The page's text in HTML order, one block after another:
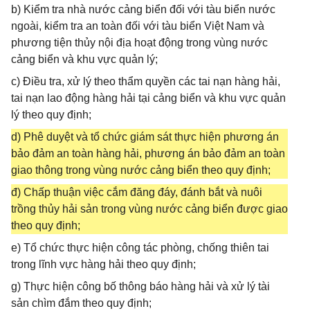
b) Kiểm tra nhà nước cảng biển đối với tàu biển nước
ngoài, kiểm tra an toàn đối với tàu biển Việt Nam và
phương tiện thủy nội địa hoạt động trong vùng nước
cảng biển và khu vực quản lý;
c) Điều tra, xử lý theo thẩm quyền các tai nạn hàng hải,
tai nạn lao động hàng hải tại cảng biển và khu vực quản
lý theo quy định;
d) Phê duyệt và tổ chức giám sát thực hiện phương án
bảo đảm an toàn hàng hải, phương án bảo đảm an toàn
giao thông trong vùng nước cảng biển theo quy định;
đ) Chấp thuận việc cắm đăng đáy, đánh bắt và nuôi
trồng thủy hải sản trong vùng nước cảng biển được giao
theo quy định;
e) Tổ chức thực hiện công tác phòng, chống thiên tai
trong lĩnh vực hàng hải theo quy định;
g) Thực hiện công bố thông báo hàng hải và xử lý tài
sản chìm đắm theo quy định;